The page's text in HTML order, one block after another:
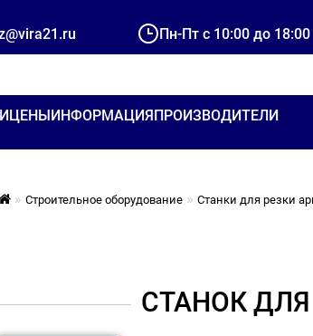
Пн-Пт с 10:00 до 18:00
ЦЕНЫИНФОРМАЦИЯПРОИЗВОДИТЕЛИ
Строительное оборудование Станки для резки
СТАНОК ДЛЯ